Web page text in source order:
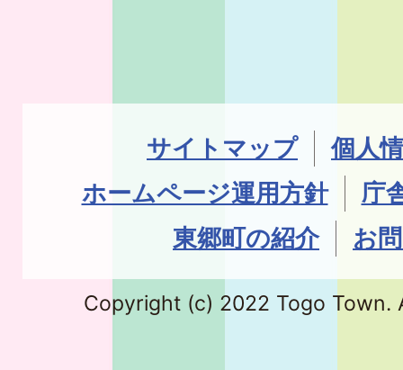
サイトマップ
個人
ホームページ運用方針
庁
東郷町の紹介
お
Copyright (c) 2022 Togo Town.